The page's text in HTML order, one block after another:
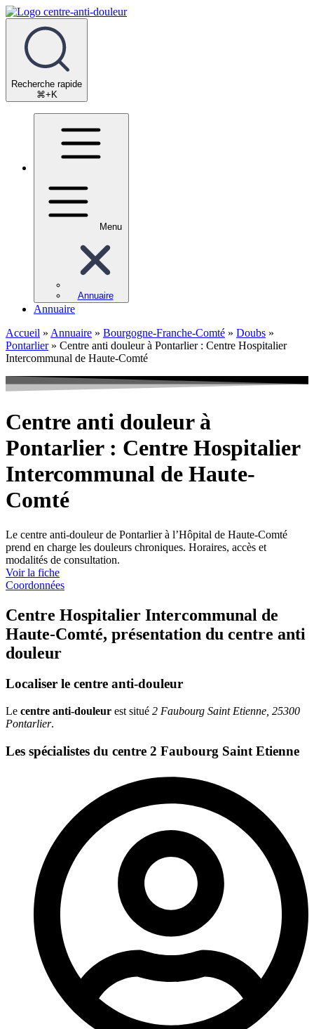
Recherche rapide
⌘+K
Menu
Annuaire
Annuaire
Accueil » Annuaire » Bourgogne-Franche-Comté » Doubs »
Pontarlier» Centre anti douleur à Pontarlier : Centre Hospitalier
Intercommunal de Haute-Comté
Centre anti douleur à
Pontarlier : Centre Hospitalier
Intercommunal de Haute-
Comté
Le centre anti-douleur de Pontarlier à l’Hôpital de Haute-Comté
prend en charge les douleurs chroniques. Horaires, accès et
modalités de consultation.
Voir la fiche
Coordonnées
Centre Hospitalier Intercommunal de
Haute-Comté, présentation du centre anti
douleur
Localiser le centre anti-douleur
Le centre anti-douleur est situé 2 Faubourg Saint Etienne, 25300
Pontarlier.
Les spécialistes du centre 2 Faubourg Saint Etienne